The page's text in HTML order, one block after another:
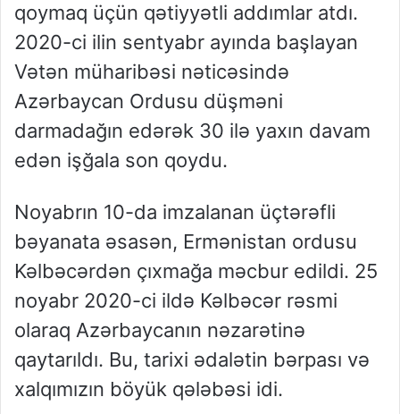
qoymaq üçün qətiyyətli addımlar atdı.
2020-ci ilin sentyabr ayında başlayan
Vətən müharibəsi nəticəsində
Azərbaycan Ordusu düşməni
darmadağın edərək 30 ilə yaxın davam
edən işğala son qoydu.
Noyabrın 10-da imzalanan üçtərəfli
bəyanata əsasən, Ermənistan ordusu
Kəlbəcərdən çıxmağa məcbur edildi. 25
noyabr 2020-ci ildə Kəlbəcər rəsmi
olaraq Azərbaycanın nəzarətinə
qaytarıldı. Bu, tarixi ədalətin bərpası və
xalqımızın böyük qələbəsi idi.